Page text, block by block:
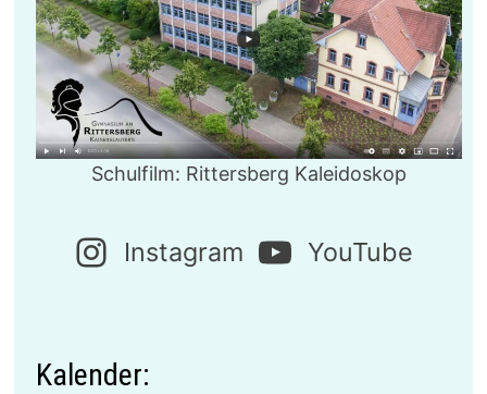
Schulfilm: Rittersberg Kaleidoskop
Instagram YouTube
Kalender: